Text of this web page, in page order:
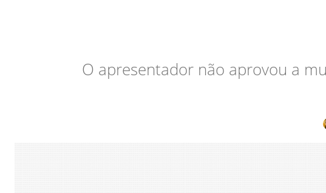
O apresentador não aprovou a